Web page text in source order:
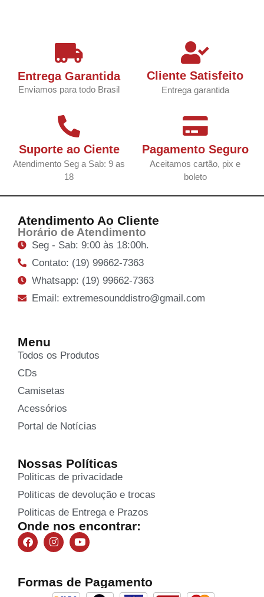
Entrega Garantida
Enviamos para todo Brasil
Cliente Satisfeito
Entrega garantida
Suporte ao Ciente
Atendimento Seg a Sab: 9 as
18
Pagamento Seguro
Aceitamos cartão, pix e
boleto
Atendimento Ao Cliente
Horário de Atendimento
Seg - Sab: 9:00 às 18:00h.
Contato: (19) 99662-7363
Whatsapp: (19) 99662-7363
Email: extremesounddistro@gmail.com
Menu
Todos os Produtos
CDs
Camisetas
Acessórios
Portal de Notícias
Nossas Políticas
Politicas de privacidade
Politicas de devolução e trocas
Politicas de Entrega e Prazos
Onde nos encontrar:
Formas de Pagamento